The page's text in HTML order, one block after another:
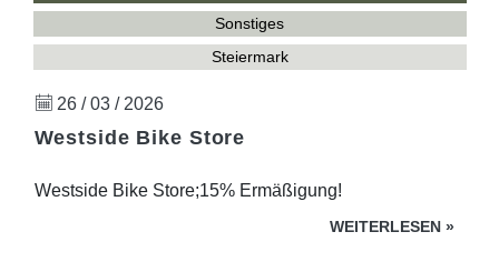
Sonstiges
Steiermark
26 / 03 / 2026
Westside Bike Store
Westside Bike Store;15% Ermäßigung!
WEITERLESEN »